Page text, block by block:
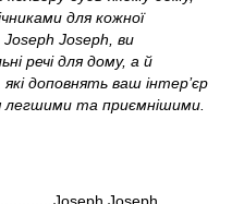
для кожної
Joseph Joseph, ви
речі для дому, а й
доповнять ваш інтер’єр
легшими та приємнішими.
Joseph Joseph